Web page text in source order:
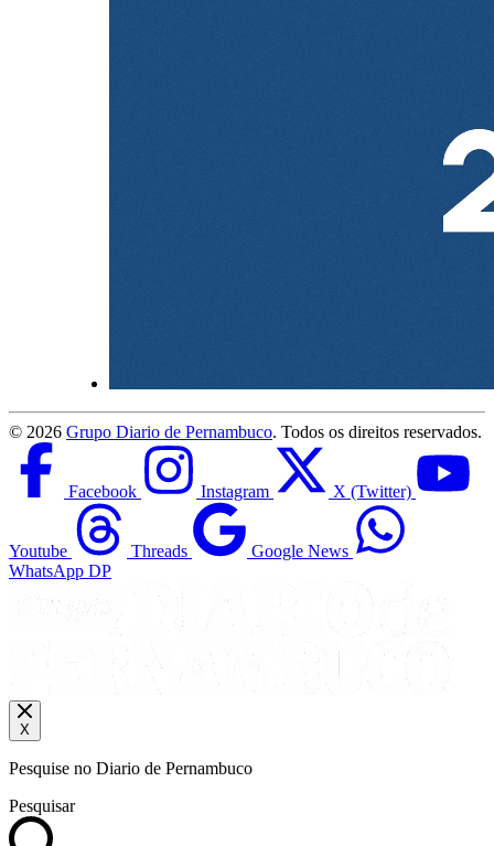
© 2026 Grupo Diario de Pernambuco. Todos os direitos reservados.
Facebook Instagram X (Twitter)
Youtube Threads
Google News
WhatsApp DP
X
Pesquise no Diario de Pernambuco
Pesquisar